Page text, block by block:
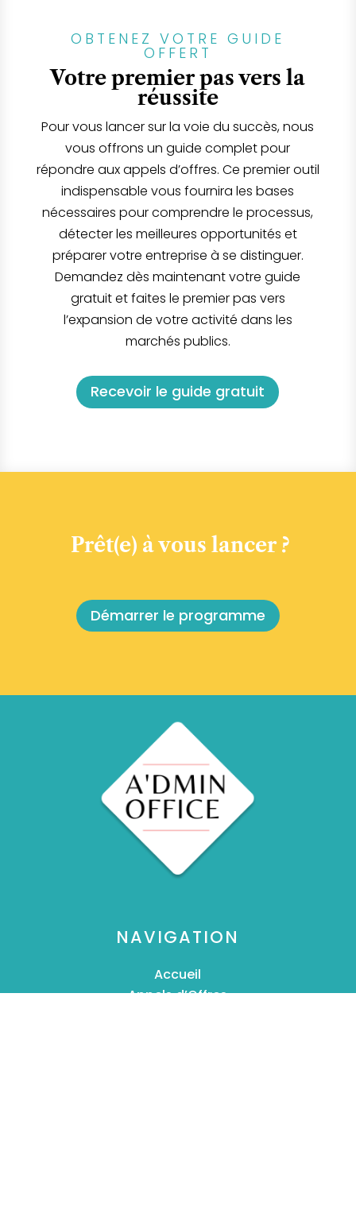
OBTENEZ VOTRE GUIDE
OFFERT
Votre premier pas vers la
réussite
Pour vous lancer sur la voie du succès, nous
vous offrons un guide complet pour
répondre aux appels d’offres. Ce premier outil
indispensable vous fournira les bases
nécessaires pour comprendre le processus,
détecter les meilleures opportunités et
préparer votre entreprise à se distinguer.
Demandez dès maintenant votre guide
gratuit et faites le premier pas vers
l’expansion de votre activité dans les
marchés publics.
Recevoir le guide gratuit
Prêt(e) à vous lancer ?
Démarrer le programme
NAVIGATION
Accueil
Appels d’Offres